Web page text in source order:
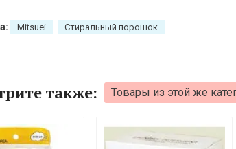
Mitsuei Стиральный порошок
также: Товары из этой же